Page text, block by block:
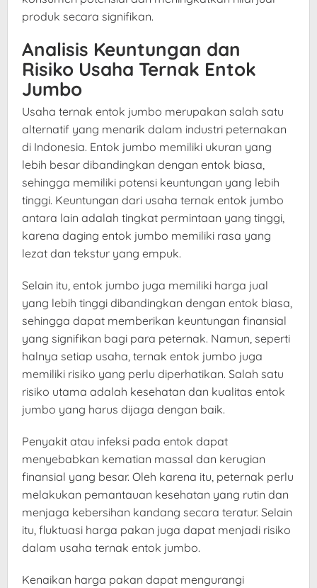
produk secara signifikan.
Analisis Keuntungan dan
Risiko Usaha Ternak Entok
Jumbo
Usaha ternak entok jumbo merupakan salah satu
alternatif yang menarik dalam industri peternakan
di Indonesia. Entok jumbo memiliki ukuran yang
lebih besar dibandingkan dengan entok biasa,
sehingga memiliki potensi keuntungan yang lebih
tinggi. Keuntungan dari usaha ternak entok jumbo
antara lain adalah tingkat permintaan yang tinggi,
karena daging entok jumbo memiliki rasa yang
lezat dan tekstur yang empuk.
Selain itu, entok jumbo juga memiliki harga jual
yang lebih tinggi dibandingkan dengan entok biasa,
sehingga dapat memberikan keuntungan finansial
yang signifikan bagi para peternak. Namun, seperti
halnya setiap usaha, ternak entok jumbo juga
memiliki risiko yang perlu diperhatikan. Salah satu
risiko utama adalah kesehatan dan kualitas entok
jumbo yang harus dijaga dengan baik.
Penyakit atau infeksi pada entok dapat
menyebabkan kematian massal dan kerugian
finansial yang besar. Oleh karena itu, peternak perlu
melakukan pemantauan kesehatan yang rutin dan
menjaga kebersihan kandang secara teratur. Selain
itu, fluktuasi harga pakan juga dapat menjadi risiko
dalam usaha ternak entok jumbo.
Kenaikan harga pakan dapat mengurangi